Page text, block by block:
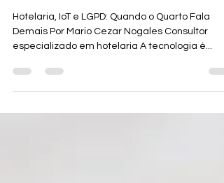
Hotelaria, IoT e LGPD: Quando o
Quarto Fala Demais
Demais Por Mario Cezar Nogales Consultor
especializado em hotelaria A tecnologia é...